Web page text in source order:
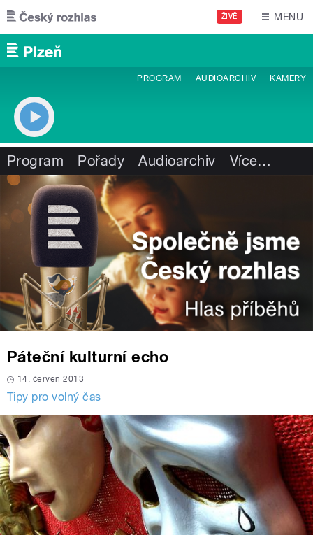
Přejít k hlavnímu obsahu
ŽIVĚ MENU
PROGRAM AUDIOARCHIV KAMERY
Program Pořady Audioarchiv Více…
Páteční kulturní echo
14. červen 2013
Tipy pro volný čas